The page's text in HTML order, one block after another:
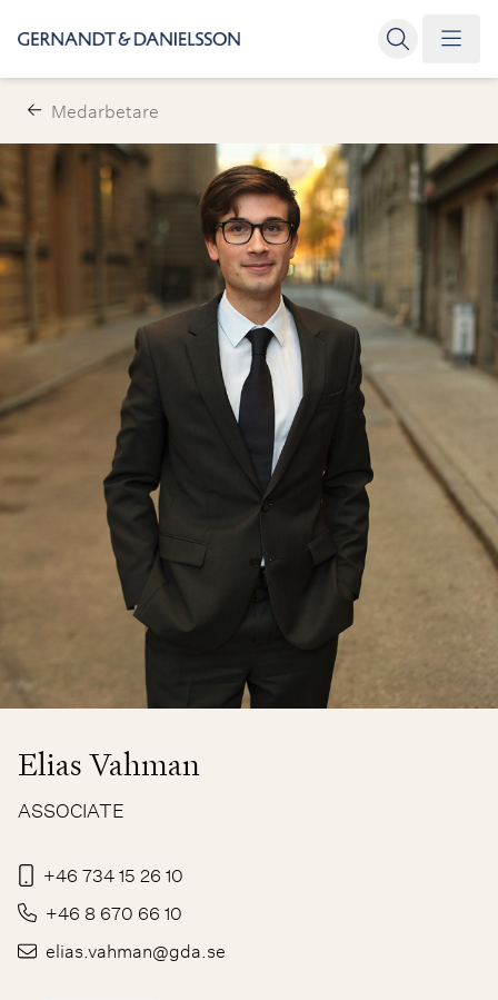
Medarbetare
Elias Vahman
ASSOCIATE
+46 734 15 26 10
+46 8 670 66 10
elias.vahman@gda.se